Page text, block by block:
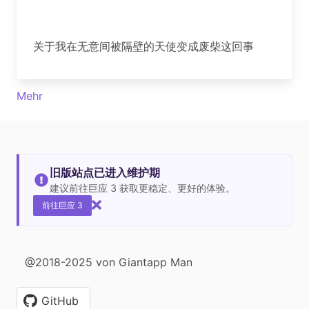
关于我在无意间被隔壁的天使变成废柴这回事
Mehr
旧版站点已进入维护期
建议前往巨应 3 获取更稳定、更好的体验。
前往巨应 3
@2018-2025 von Giantapp Man
GitHub